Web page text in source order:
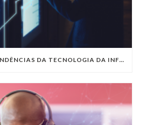
QUAIS SÃO AS TENDÊNCIAS DA TECNOLOGIA DA INFORMAÇÃO PARA 2023?